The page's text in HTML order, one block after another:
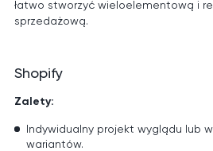
łatwo stworzyć wieloelementową i
sprzedażową.
Shopify
Zalety:
Indywidualny projekt wyglądu lub
wariantów.